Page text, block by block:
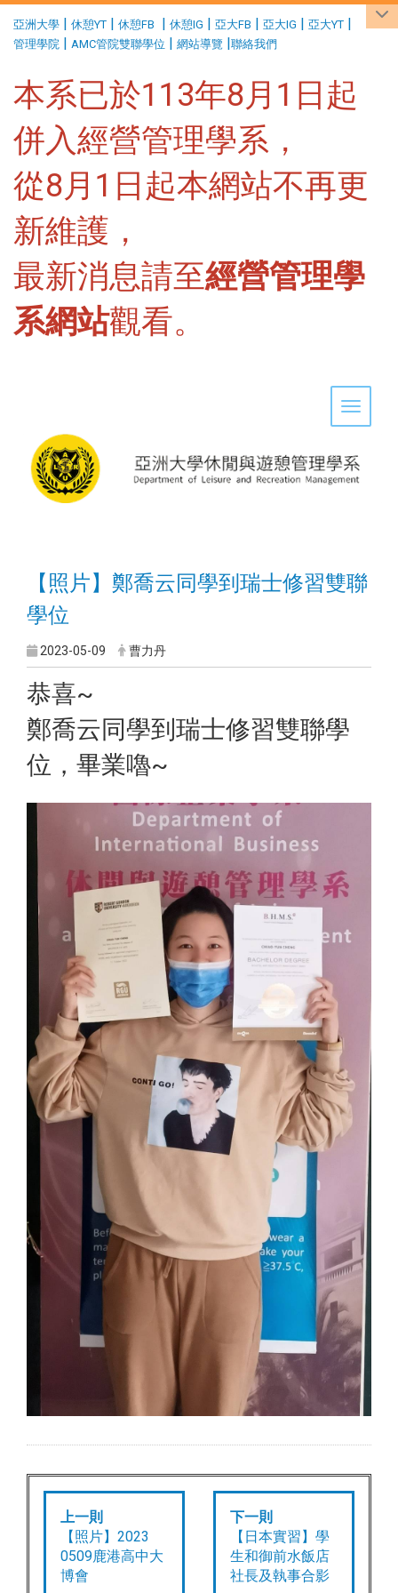
亞洲大學 | 休憩YT | 休憩FB | 休憩IG | 亞大FB | 亞大IG | 亞大YT |
管理學院 | AMC管院雙聯學位 | 網站導覽 |聯絡我們
本系已於113年8月1日起
併入經營管理學系，
從8月1日起本網站不再更
新維護，
最新消息請至經營管理學
系網站觀看。
Toggle
【照片】鄭喬云同學到瑞士修習雙聯
學位
2023-05-09 曹力丹
恭喜~
鄭喬云同學到瑞士修習雙聯學
位，畢業嚕~
上一則
【照片】2023
0509鹿港高中大
博會
下一則
【日本實習】學
生和御前水飯店
社長及執事合影